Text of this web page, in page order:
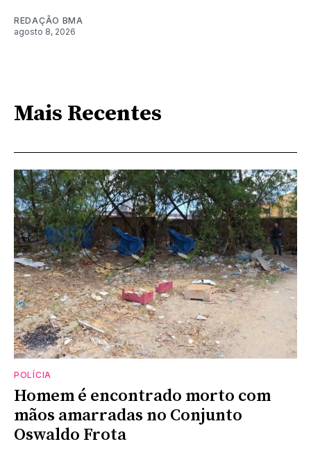
REDAÇÃO BMA
agosto 8, 2026
Mais Recentes
POLÍCIA
Homem é encontrado morto com
mãos amarradas no Conjunto
Oswaldo Frota